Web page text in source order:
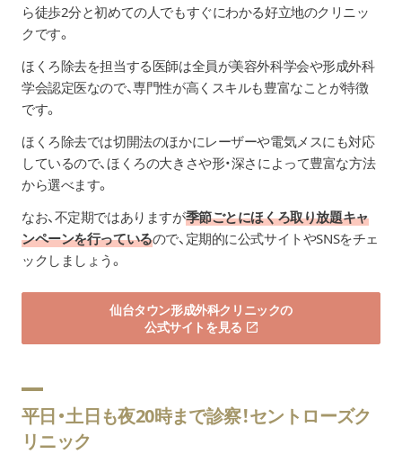
ら徒歩2分と初めての人でもすぐにわかる好立地のクリニッ
クです。
ほくろ除去を担当する医師は全員が美容外科学会や形成外科
学会認定医なので、専門性が高くスキルも豊富なことが特徴
です。
ほくろ除去では切開法のほかにレーザーや電気メスにも対応
しているので、ほくろの大きさや形・深さによって豊富な方法
から選べます。
なお、不定期ではありますが季節ごとにほくろ取り放題キャ
ンペーンを行っているので、定期的に公式サイトやSNSをチェ
ックしましょう。
仙台タウン形成外科クリニックの
公式サイトを見る
平日・土日も夜20時まで診察！セントローズク
リニック